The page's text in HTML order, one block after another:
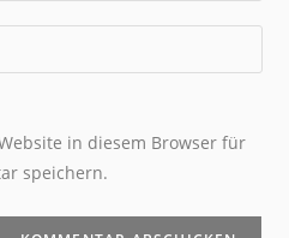
in diesem Browser für
speichern.